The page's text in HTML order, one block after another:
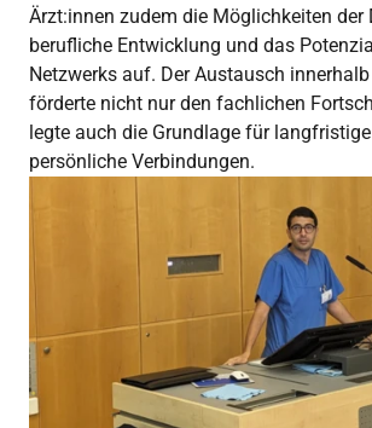
Ärzt:innen zudem die Möglichkeiten der
berufliche Entwicklung und das
Netzwerks auf. Der Austausch
förderte nicht nur den fachlichen
legte auch die Grundlage für
persönliche Verbindungen.